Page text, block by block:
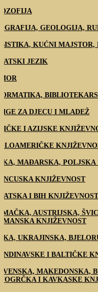
GEOLOGIJA,
KUĆNI MAJSTOR,
JEZIK
ZA DJECU I MLADEŽ
I AZIJSKE
MAĐARSKA,
KNJIŽEVNOST
I BIH KNJIŽEVNOST
AUSTRIJSKA,
KNJIŽEVNOST
UKRAJINSKA,
I BALTIČKE
MAKEDONSKA,
I KAVKASKE